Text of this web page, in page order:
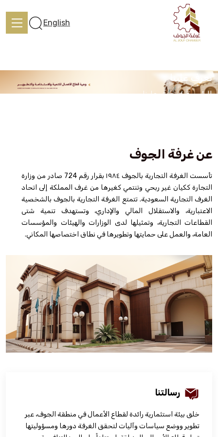
الخدمات
المركز الإعلامي
فعاليات الغرفة
فعاليات الجوف
مشاريع الغرفة
English
تعرف علينا
الرئيسية تعرف علينا
عن غرفة الجوف
تأسست الغرفة التجارية بالجوف ١٩٨٤ بقرار رقم 724 صادر من وزارة
التجارة ككيان غير ربحي وتنتمي كغيرها من غرف المملكة إلى اتحاد
الغرف التجارية السعودية. تتمتع الغرفة التجارية بالجوف بالشخصية
الاعتبارية، والاستقلال المالي والإداري، وتستهدف تنمية شتى
القطاعات التجارية، وتمثيلها لدى الوزارات والهيئات والمؤسسات
العامة، والعمل على حمايتها وتطويرها في نطاق اختصاصها المكاني.
رسالتنا
خلق بيئة استثمارية رائدة لقطاع الأعمال في منطقة الجوف، عبر
تطوير ووضع سياسات وآليات لتحقق الغرفة دورها ومسؤوليتها